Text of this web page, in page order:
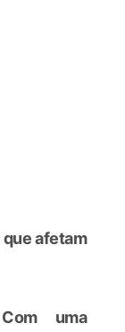
que afetam
uma